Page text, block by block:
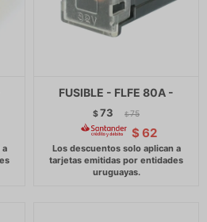
FUSIBLE - FLFE 80A -
$73 $ 75
$ 62